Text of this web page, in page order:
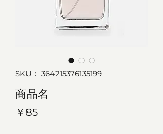
SKU： 364215376135199
商品名
￥85価